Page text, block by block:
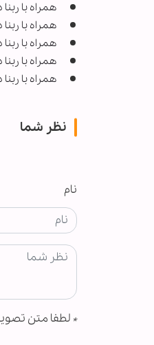
همراه با ربنا در رمضان ـ ۲۸/
همراه با ربنا در رمضان ـ ۲۳/ رفتار و
همراه با ربنا در رمضان ـ ۲۵/
همراه با ربنا در رمضان ـ ۲۷/ شکر
همراه با ربنا در رمضان ـ ۲۹/
نظر شما
نام
* لطفا متن